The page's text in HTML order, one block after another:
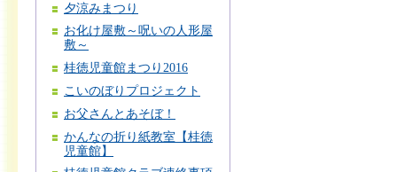
夕涼みまつり
お化け屋敷～呪いの人形屋
敷～
桂徳児童館まつり2016
こいのぼりプロジェクト
お父さんとあそぼ！
かんなの折り紙教室【桂徳
児童館】